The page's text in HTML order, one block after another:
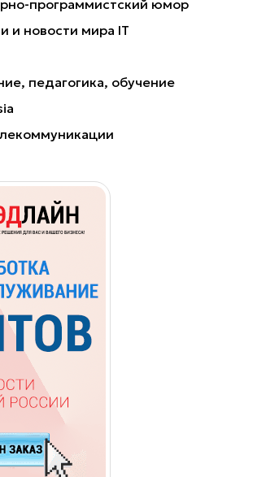
программистский юмор
и новости мира IT
педагогика, обучение